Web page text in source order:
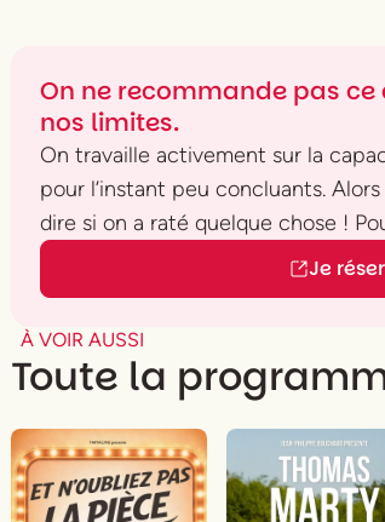
On ne recommande pas ce
nos limites.
On travaille activement sur la
pour l’instant peu concluants.
dire si on a raté quelque chose !
Je
À VOIR AUSSI
Toute la